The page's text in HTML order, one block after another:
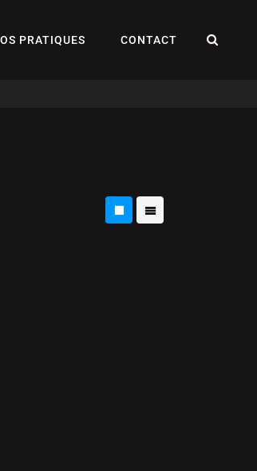
PRATIQUES CONTACT